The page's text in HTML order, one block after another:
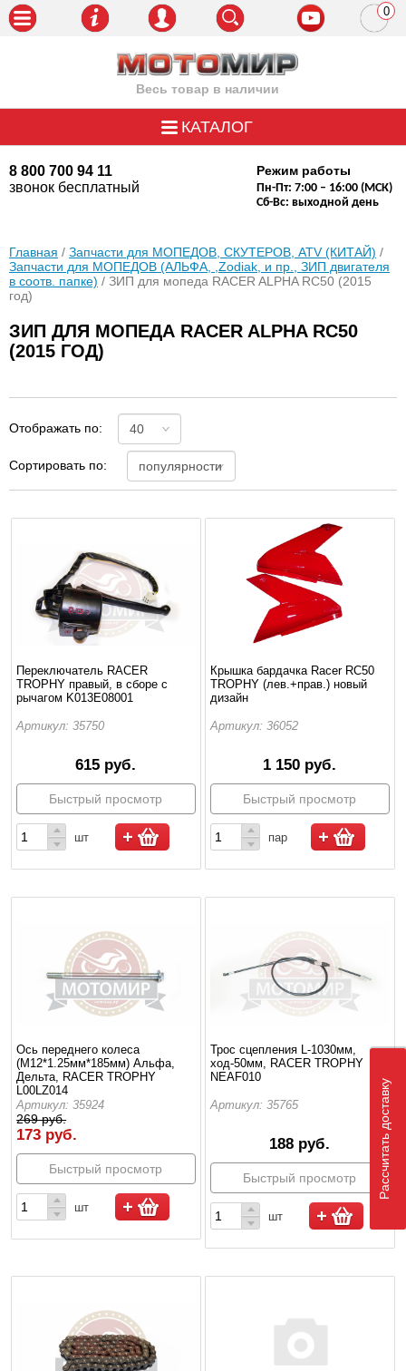
Весь товар в наличии
8 800 700 94 11
звонок бесплатный
Режим работы
Пн-Пт: 7:00 – 16:00 (МСК)
Сб-Вс: выходной день
0
КАТАЛОГ
Главная / Запчасти для МОПЕДОВ, СКУТЕРОВ, ATV (КИТАЙ) /
Запчасти для МОПЕДОВ (АЛЬФА, ,Zodiak, и пр., ЗИП двигателя
в соотв. папке) / ЗИП для мопеда RACER ALPHA RC50 (2015
год)
ЗИП ДЛЯ МОПЕДА RACER ALPHA RC50
(2015 ГОД)
Отображать по:
Сортировать по:
Переключатель RACER
TROPHY правый, в сборе с
рычагом K013E08001
Артикул: 35750
615 руб.
Быстрый просмотр
шт
Крышка бардачка Racer RC50
TROPHY (лев.+прав.) новый
дизайн
Артикул: 36052
1 150 руб.
Быстрый просмотр
пар
Ось переднего колеса
(М12*1.25мм*185мм) Альфа,
Дельта, RACER TROPHY
L00LZ014
Артикул: 35924
269 руб.
173 руб.
Быстрый просмотр
шт
Трос сцепления L-1030мм,
ход-50мм, RACER TROPHY
NEAF010
Артикул: 35765
188 руб.
Быстрый просмотр
шт
Рассчитать доставку